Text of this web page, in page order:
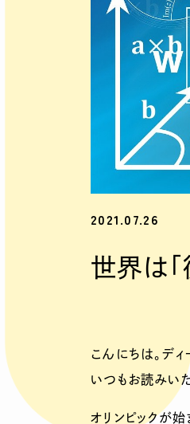
2021.07.26
世界は
こんにちは。デ
いつもお読みいた
オリンピックが始